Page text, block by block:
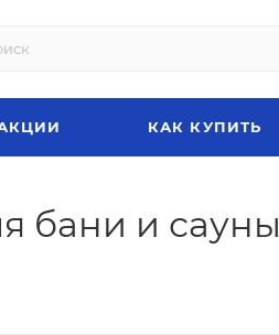
КАК КУПИТЬ
бани и сауны